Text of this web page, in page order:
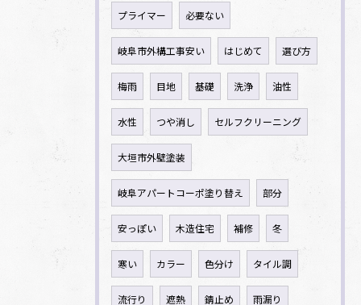
プライマー 必要ない
岐阜市外構工事安い はじめて 選び方
梅雨 目地 基礎 洗浄 油性
水性 つや消し セルフクリーニング
大垣市外壁塗装
岐阜アパートコーポ塗り替え 部分
安っぽい 木造住宅 補修 冬
寒い カラー 色分け タイル調
流行り 遮熱 錆止め 雨漏り